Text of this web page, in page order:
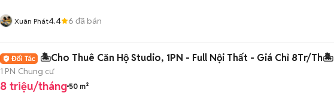
Xuân Phát4.4 6 đã bán
🏝️Cho Thuê Căn Hộ Studio, 1PN - Full Nội Thất - Giá Chỉ 8Tr/Th🏝️
1 PN Chung cư
8 triệu/tháng 50 m²